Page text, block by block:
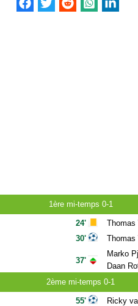
1ère mi-temps 0-1
24'
30'
37'
Thomas
Thomas
Marko
Daan
2ème mi-temps 0-1
55'
Ricky